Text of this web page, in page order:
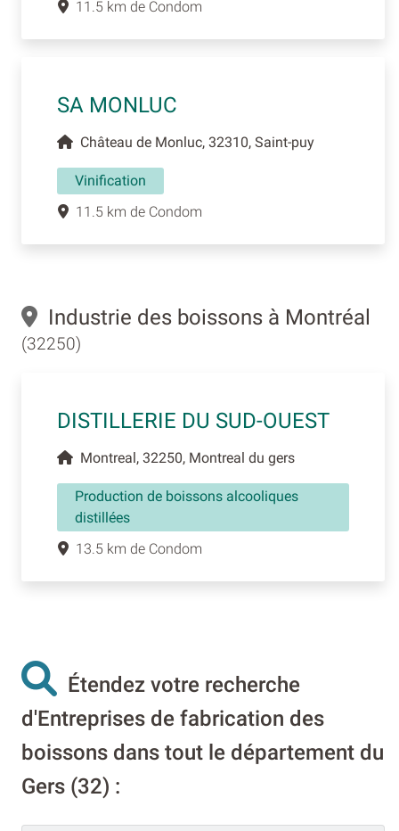
11.5 km de Condom
SA MONLUC
Château de Monluc, 32310, Saint-puy
Vinification
11.5 km de Condom
Industrie des boissons à Montréal
(32250)
DISTILLERIE DU SUD-OUEST
Montreal, 32250, Montreal du gers
Production de boissons alcooliques
distillées
13.5 km de Condom
Étendez votre recherche
d'Entreprises de fabrication des
boissons dans tout le département du
Gers (32) :